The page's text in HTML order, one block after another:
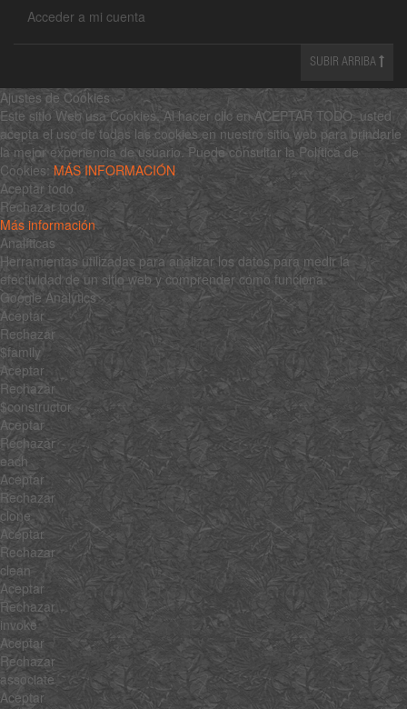
Acceder a mi cuenta
SUBIR ARRIBA
Ajustes de Cookies
Este sitio Web usa Cookies. Al hacer clic en ACEPTAR TODO, usted
acepta el uso de todas las cookies en nuestro sitio web para brindarle
la mejor experiencia de usuario. Puede consultar la Política de
Cookies: MÁS INFORMACIÓN
Aceptar todo
Rechazar todo
Más información
Analíticas
Herramientas utilizadas para analizar los datos para medir la
efectividad de un sitio web y comprender cómo funciona.
Google Analytics
Aceptar
Rechazar
$family
Aceptar
Rechazar
$constructor
Aceptar
Rechazar
each
Aceptar
Rechazar
clone
Aceptar
Rechazar
clean
Aceptar
Rechazar
invoke
Aceptar
Rechazar
associate
Aceptar